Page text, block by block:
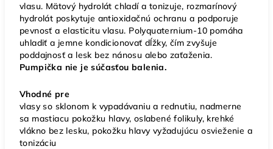
vlasu. Mätový hydrolát chladí a tonizuje, rozmarínový
hydrolát poskytuje antioxidačnú ochranu a podporuje
pevnosť a elasticitu vlasu. Polyquaternium-10 pomáha
uhladiť a jemne kondicionovať dĺžky, čím zvyšuje
poddajnosť a lesk bez nánosu alebo zaťaženia.
Pumpička nie je súčasťou balenia.
Vhodné pre
vlasy so sklonom k vypadávaniu a rednutiu, nadmerne
sa mastiacu pokožku hlavy, oslabené folikuly, krehké
vlákno bez lesku, pokožku hlavy vyžadujúcu osvieženie a
tonizáciu